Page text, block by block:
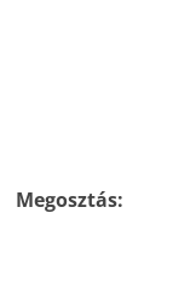
Megosztás: